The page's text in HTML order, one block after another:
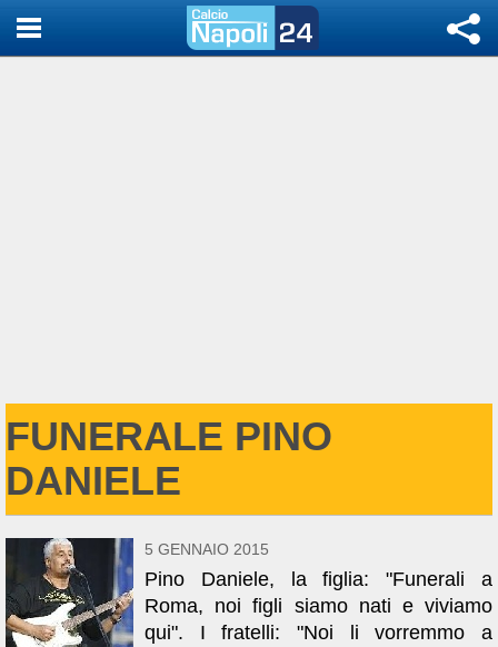
FUNERALE PINO
DANIELE
5 GENNAIO 2015
Pino Daniele, la figlia: "Funerali a
Roma, noi figli siamo nati e viviamo
qui". I fratelli: "Noi li vorremmo a